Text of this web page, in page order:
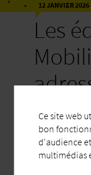
12 JANVIER 2026
Les
Ce site web
bon
d'audience
multimédias